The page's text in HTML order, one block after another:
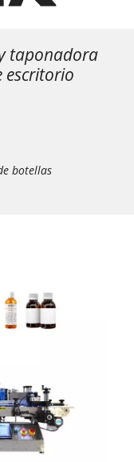
taponadora
escritorio
botellas